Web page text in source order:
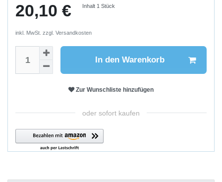
20,10 € Inhalt 1Stück
inkl. MwSt. zzgl. Versandkosten
In den Warenkorb
Zur Wunschliste hinzufügen
oder sofort kaufen